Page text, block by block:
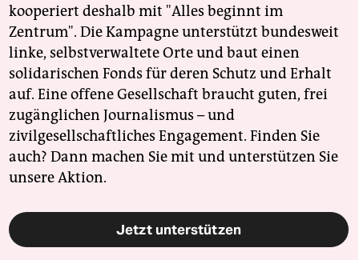
kooperiert deshalb mit "Alles beginnt im
Zentrum". Die Kampagne unterstützt bundesweit
linke, selbstverwaltete Orte und baut einen
solidarischen Fonds für deren Schutz und Erhalt
auf. Eine offene Gesellschaft braucht guten, frei
zugänglichen Journalismus – und
zivilgesellschaftliches Engagement. Finden Sie
auch? Dann machen Sie mit und unterstützen Sie
unsere Aktion.
Jetzt unterstützen